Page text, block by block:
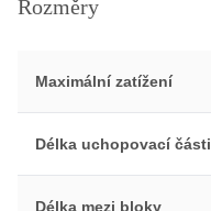
Rozměry
Maximální zatížení
Délka uchopovací části
Délka mezi bloky